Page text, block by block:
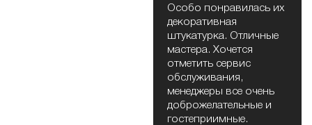
Особо понравилась их
декоративная
штукатурка. Отличные
мастера. Хочется
отметить сервис
обслуживания,
менеджеры все очень
доброжелательные и
гостеприимные.